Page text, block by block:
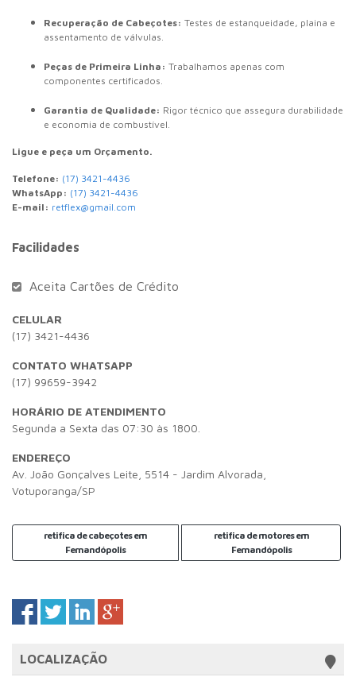
Recuperação de Cabeçotes: Testes de estanqueidade, plaina e
assentamento de válvulas.
Peças de Primeira Linha: Trabalhamos apenas com
componentes certificados.
Garantia de Qualidade: Rigor técnico que assegura durabilidade
e economia de combustível.
Ligue e peça um Orçamento.
Telefone: (17) 3421-4436
WhatsApp: (17) 3421-4436
E-mail: retflex@gmail.com
Facilidades
Aceita Cartões de Crédito
CELULAR
(17) 3421-4436
CONTATO WHATSAPP
(17) 99659-3942
HORÁRIO DE ATENDIMENTO
Segunda a Sexta das 07:30 às 1800.
ENDEREÇO
Av. João Gonçalves Leite, 5514 - Jardim Alvorada,
Votuporanga/SP
retifica de cabeçotes em
Fernandópolis
retifica de motores em
Fernandópolis
LOCALIZAÇÃO